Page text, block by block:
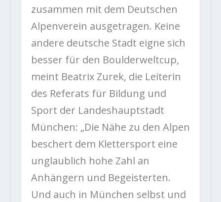
zusammen mit dem Deutschen
Alpenverein ausgetragen. Keine
andere deutsche Stadt eigne sich
besser für den Boulderweltcup,
meint Beatrix Zurek, die Leiterin
des Referats für Bildung und
Sport der Landeshauptstadt
München: „Die Nähe zu den Alpen
beschert dem Klettersport eine
unglaublich hohe Zahl an
Anhängern und Begeisterten.
Und auch in München selbst und